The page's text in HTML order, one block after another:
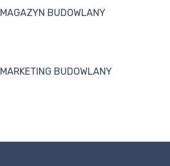
MAGAZYN BUDOWLANY
MARKETING BUDOWLANY